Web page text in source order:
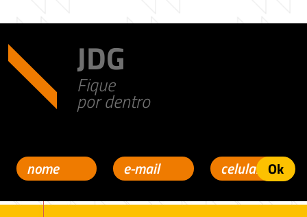
JDG
Fique
por dentro